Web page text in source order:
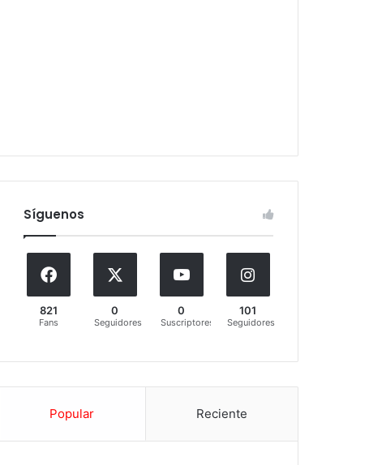
Síguenos
821
Fans
0
Seguidores
0
Suscriptores
101
Seguidores
Popular Reciente